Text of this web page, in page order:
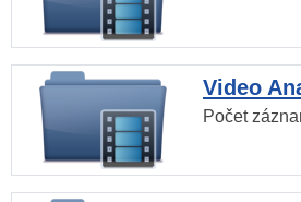
Video
Počet